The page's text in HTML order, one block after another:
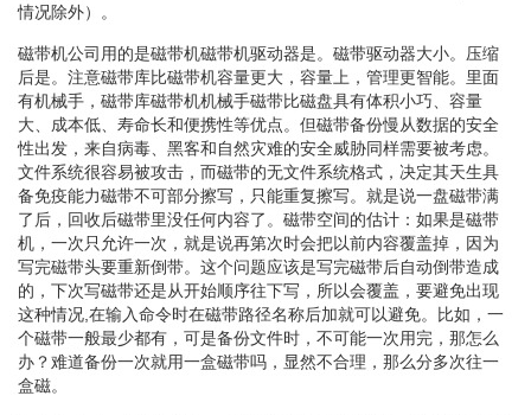
情况除外）。
磁带机公司用的是磁带机磁带机驱动器是。磁带驱动器大小。压缩
后是。注意磁带库比磁带机容量更大，容量上，管理更智能。里面
有机械手，磁带库磁带机机械手磁带比磁盘具有体积小巧、容量
大、成本低、寿命长和便携性等优点。但磁带备份慢从数据的安全
性出发，来自病毒、黑客和自然灾难的安全威胁同样需要被考虑。
文件系统很容易被攻击，而磁带的无文件系统格式，决定其天生具
备免疫能力磁带不可部分擦写，只能重复擦写。就是说一盘磁带满
了后，回收后磁带里没任何内容了。磁带空间的估计：如果是磁带
机，一次只允许一次，就是说再第次时会把以前内容覆盖掉，因为
写完磁带头要重新倒带。这个问题应该是写完磁带后自动倒带造成
的，下次写磁带还是从开始顺序往下写，所以会覆盖，要避免出现
这种情况,在输入命令时在磁带路径名称后加就可以避免。比如，一
个磁带一般最少都有，可是备份文件时，不可能一次用完，那怎么
办？难道备份一次就用一盒磁带吗，显然不合理，那么分多次往一
盒磁。